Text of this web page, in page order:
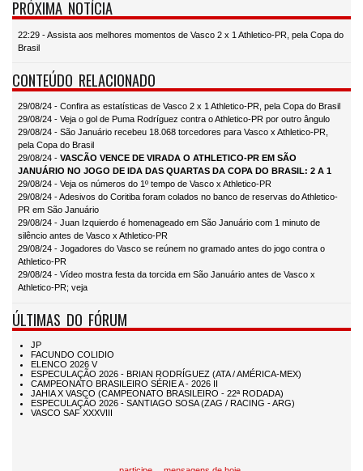
PRÓXIMA NOTÍCIA
22:29 - Assista aos melhores momentos de Vasco 2 x 1 Athletico-PR, pela Copa do
Brasil
CONTEÚDO RELACIONADO
29/08/24 - Confira as estatísticas de Vasco 2 x 1 Athletico-PR, pela Copa do Brasil
29/08/24 - Veja o gol de Puma Rodríguez contra o Athletico-PR por outro ângulo
29/08/24 - São Januário recebeu 18.068 torcedores para Vasco x Athletico-PR,
pela Copa do Brasil
29/08/24 - VASCÃO VENCE DE VIRADA O ATHLETICO-PR EM SÃO
JANUÁRIO NO JOGO DE IDA DAS QUARTAS DA COPA DO BRASIL: 2 A 1
29/08/24 - Veja os números do 1º tempo de Vasco x Athletico-PR
29/08/24 - Adesivos do Coritiba foram colados no banco de reservas do Athletico-
PR em São Januário
29/08/24 - Juan Izquierdo é homenageado em São Januário com 1 minuto de
silêncio antes de Vasco x Athletico-PR
29/08/24 - Jogadores do Vasco se reúnem no gramado antes do jogo contra o
Athletico-PR
29/08/24 - Vídeo mostra festa da torcida em São Januário antes de Vasco x
Athletico-PR; veja
ÚLTIMAS DO FÓRUM